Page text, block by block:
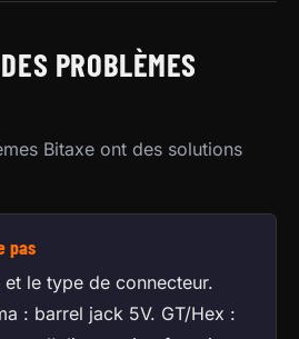
PROBLÈMES
Bitaxe ont des solutions
pas
le type de connecteur.
: barrel jack 5V. GT/Hex :